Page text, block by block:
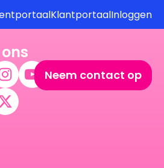
KlantportaalInloggen
Neem contact op